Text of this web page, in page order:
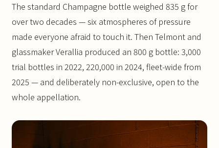
The standard Champagne bottle weighed 835 g for
over two decades — six atmospheres of pressure
made everyone afraid to touch it. Then Telmont and
glassmaker Verallia produced an 800 g bottle: 3,000
trial bottles in 2022, 220,000 in 2024, fleet-wide from
2025 — and deliberately non-exclusive, open to the
whole appellation.